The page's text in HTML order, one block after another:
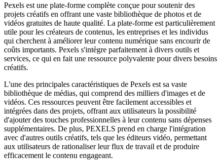
Pexels est une plate-forme complète conçue pour soutenir des
projets créatifs en offrant une vaste bibliothèque de photos et de
vidéos gratuites de haute qualité. La plate-forme est particulièrement
utile pour les créateurs de contenus, les entreprises et les individus
qui cherchent à améliorer leur contenu numérique sans encourir de
coûts importants. Pexels s'intègre parfaitement à divers outils et
services, ce qui en fait une ressource polyvalente pour divers besoins
créatifs.
L'une des principales caractéristiques de Pexels est sa vaste
bibliothèque de médias, qui comprend des milliers d'images et de
vidéos. Ces ressources peuvent être facilement accessibles et
intégrées dans des projets, offrant aux utilisateurs la possibilité
d'ajouter des touches professionnelles à leur contenu sans dépenses
supplémentaires. De plus, PEXELS prend en charge l'intégration
avec d'autres outils créatifs, tels que les éditeurs vidéo, permettant
aux utilisateurs de rationaliser leur flux de travail et de produire
efficacement le contenu engageant.